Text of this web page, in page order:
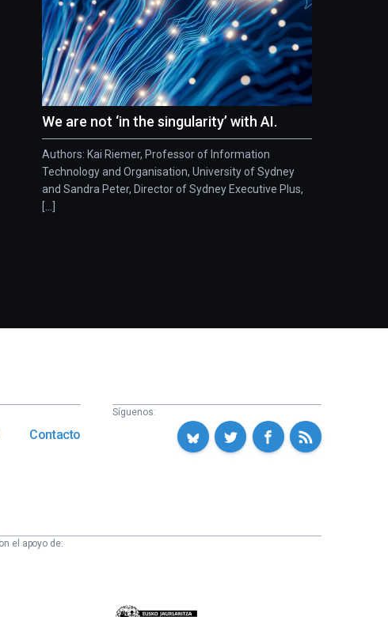
We are not ‘in the singularity’ with AI.
Authors: Kai Riemer, Professor of Information
Technology and Organisation, University of Sydney
and Sandra Peter, Director of Sydney Executive Plus,
[...]
Contacto
Síguenos:
el apoyo de:
Eusko